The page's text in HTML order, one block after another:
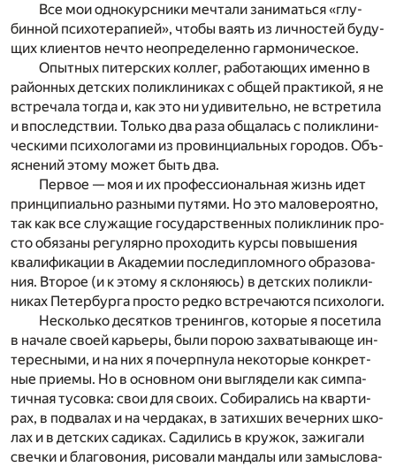
Все мои од­но­курс­ни­ки меч­та­ли за­ни­мать­ся «глу­
бин­ной пси­хо­те­ра­пи­ей», что­бы ва­ять из лич­но­стей бу­ду­
щих кли­ен­тов не­что не­опре­де­лен­но гар­мо­ни­че­ское.
Опыт­ных пи­тер­ских кол­лег, ра­бо­та­ю­щих имен­но в
рай­он­ных дет­ских по­ли­кли­ни­ках с об­щей прак­ти­кой, я не
встре­ча­ла то­гда и, как это ни уди­ви­тель­но, не встре­ти­ла
и впо­след­ствии. Толь­ко два раза об­ща­лась с по­ли­кли­ни­
че­ски­ми пси­хо­ло­га­ми из про­вин­ци­аль­ных го­ро­дов. Объ­
яс­не­ний это­му мо­жет быть два.
Пер­вое — моя и их про­фес­си­о­наль­ная жизнь идет
прин­ци­пи­аль­но раз­ны­ми пу­тя­ми. Но это ма­ло­ве­ро­ят­но,
так как все слу­жа­щие го­су­дар­ствен­ных по­ли­кли­ник про­
сто обя­за­ны ре­гу­ляр­но про­хо­дить кур­сы по­вы­ше­ния
ква­ли­фи­ка­ции в Ака­де­мии по­сле­ди­плом­но­го об­ра­зо­ва­
ния. Вто­рое (и к это­му я скло­ня­юсь) в дет­ских по­ли­кли­
ни­ках Пе­тер­бур­га про­сто ред­ко встре­ча­ют­ся пси­хо­ло­ги.
Не­сколь­ко де­сят­ков тре­нин­гов, ко­то­рые я по­се­ти­ла
в на­ча­ле сво­ей ка­рье­ры, были по­рою за­хва­ты­ва­ю­ще ин­
те­рес­ны­ми, и на них я по­черп­ну­ла не­ко­то­рые кон­крет­
ные при­е­мы. Но в основ­ном они вы­гля­де­ли как сим­па­
тич­ная ту­сов­ка: свои для сво­их. Со­би­ра­лись на квар­ти­
рах, в под­ва­лах и на чер­да­ках, в за­тих­ших ве­чер­них шко­
лах и в дет­ских са­ди­ках. Са­ди­лись в кру­жок, за­жи­га­ли
свеч­ки и бла­го­во­ния, ри­со­ва­ли ман­да­лы или за­мыс­ло­ва­